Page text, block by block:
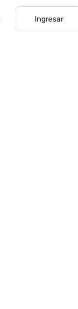
Ingresar